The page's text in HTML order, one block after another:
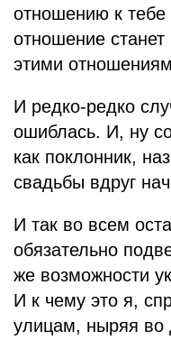
отношению к тебе
отношение
этими
И редко-редко
ошиблась. И, ну
как поклонник,
свадьбы вдруг
И так во всем
обязательно
же возможности
И к чему это я,
улицам, ныряя во